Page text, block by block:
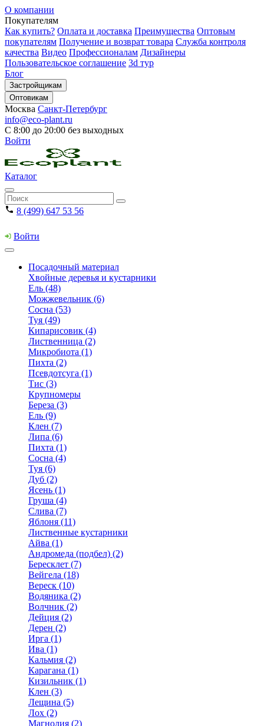
О компании
Покупателям
Как купить? Оплата и доставка Преимущества Оптовым
покупателям Получение и возврат товара Служба контроля
качества Видео Профессионалам Дизайнеры
Пользовательское соглашение 3d тур
Блог
Застройщикам
Оптовикам
Москва Санкт-Петербург
info@eco-plant.ru
С 8:00 до 20:00 без выходных
Войти
Каталог
8 (499) 647 53 56
Войти
Посадочный материал
Хвойные деревья и кустарники
Ель (48)
Можжевельник (6)
Сосна (53)
Туя (49)
Кипарисовик (4)
Лиственница (2)
Микробиота (1)
Пихта (2)
Псевдотсуга (1)
Тис (3)
Крупномеры
Береза (3)
Ель (9)
Клен (7)
Липа (6)
Пихта (1)
Сосна (4)
Туя (6)
Дуб (2)
Ясень (1)
Груша (4)
Слива (7)
Яблоня (11)
Лиственные кустарники
Айва (1)
Андромеда (подбел) (2)
Бересклет (7)
Вейгела (18)
Вереск (10)
Водяника (2)
Волчник (2)
Дейция (2)
Дерен (2)
Ирга (1)
Ива (1)
Кальмия (2)
Карагана (1)
Кизильник (1)
Клен (3)
Лещина (5)
Лох (2)
Магнолия (2)